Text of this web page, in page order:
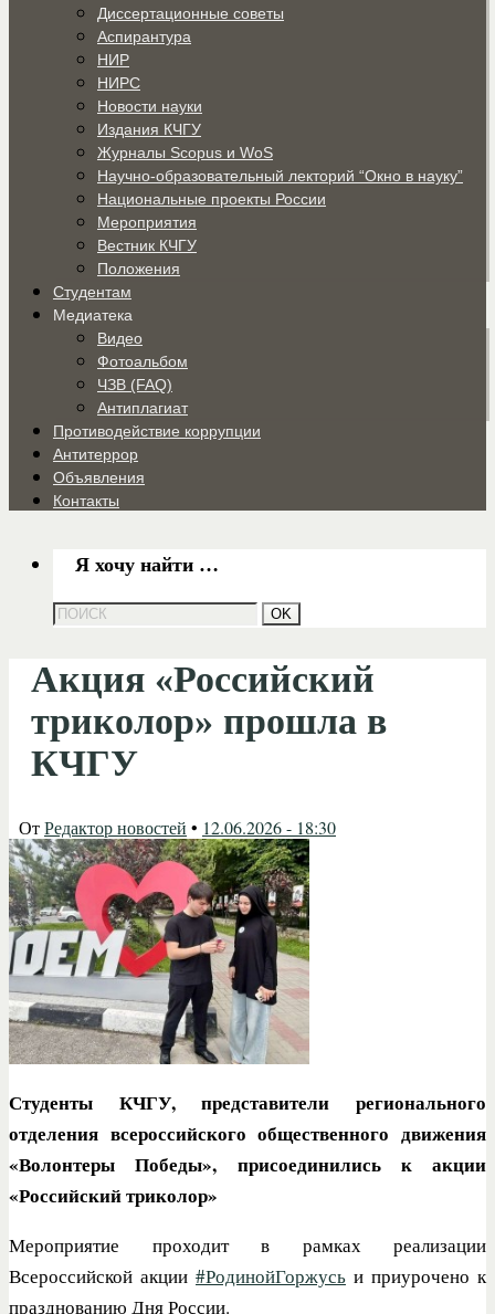
Диссертационные советы
Аспирантура
НИР
НИРС
Новости науки
Издания КЧГУ
Журналы Scopus и WoS
Научно-образовательный лекторий “Окно в науку”
Национальные проекты России
Мероприятия
Вестник КЧГУ
Положения
Студентам
Медиатека
Видео
Фотоальбом
ЧЗВ (FAQ)
Антиплагиат
Противодействие коррупции
Антитеррор
Объявления
Контакты
Я хочу найти …
Акция «Российский
триколор» прошла в
КЧГУ
ОтРедактор новостей • 12.06.2026 - 18:30
Студенты КЧГУ, представители регионального
отделения всероссийского общественного движения
«Волонтеры Победы», присоединились к акции
«Российский триколор»
Мероприятие проходит в рамках реализации
Всероссийской акции #РодинойГоржусь и приурочено к
празднованию Дня России.